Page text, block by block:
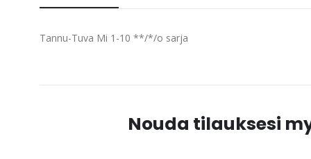
of
gallery
Tannu-Tuva Mi 1-10 **/*/o sarja
Nouda tilauksesi